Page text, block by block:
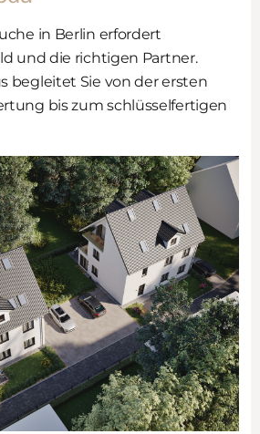
in Berlin erfordert
und die richtigen Partner.
begleitet Sie von der ersten
bis zum schlüsselfertigen